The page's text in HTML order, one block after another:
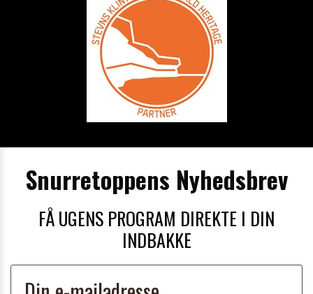
Snurretoppens Nyhedsbrev
FÅ UGENS PROGRAM DIREKTE I DIN
INDBAKKE